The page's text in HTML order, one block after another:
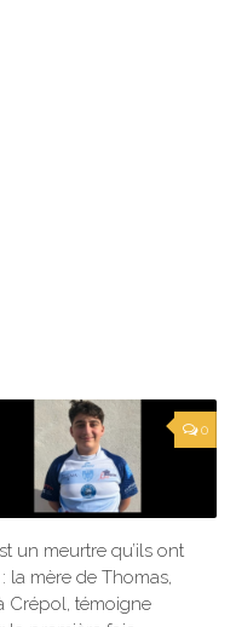
0
un meurtre qu’ils ont
la mère de Thomas,
Crépol, témoigne